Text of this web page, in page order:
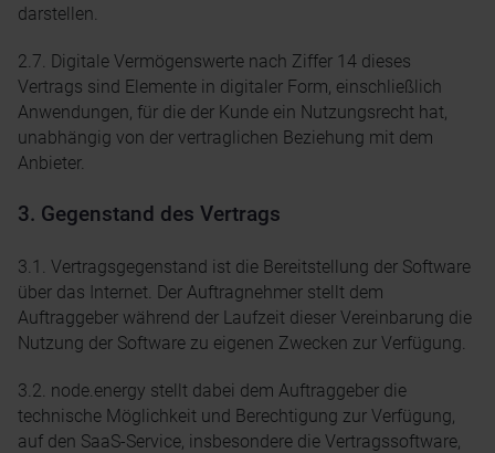
darstellen.
2.7. Digitale Vermögenswerte nach Ziffer 14 dieses
Vertrags sind Elemente in digitaler Form, einschließlich
Anwendungen, für die der Kunde ein Nutzungsrecht hat,
unabhängig von der vertraglichen Beziehung mit dem
Anbieter.
3. Gegenstand des Vertrags
3.1. Vertragsgegenstand ist die Bereitstellung der Software
über das Internet. Der Auftragnehmer stellt dem
Auftraggeber während der Laufzeit dieser Vereinbarung die
Nutzung der Software zu eigenen Zwecken zur Verfügung.
3.2. node.energy stellt dabei dem Auftraggeber die
technische Möglichkeit und Berechtigung zur Verfügung,
auf den SaaS-Service, insbesondere die Vertragssoftware,